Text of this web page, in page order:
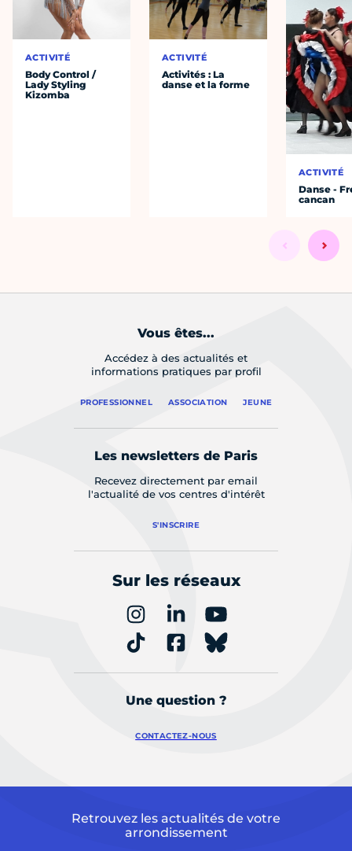
ACTIVITÉ
Body Control /
Lady Styling
Kizomba
ACTIVITÉ
Activités : La
danse et la forme
ACTIVITÉ
Danse -
cancan
Vous êtes...
Accédez à des actualités et
informations pratiques par profil
PROFESSIONNEL ASSOCIATION JEUNE
Les newsletters de Paris
Recevez directement par email
l'actualité de vos centres d'intérêt
S'INSCRIRE
Sur les réseaux
Une question ?
CONTACTEZ-NOUS
Retrouvez les actualités de votre
arrondissement